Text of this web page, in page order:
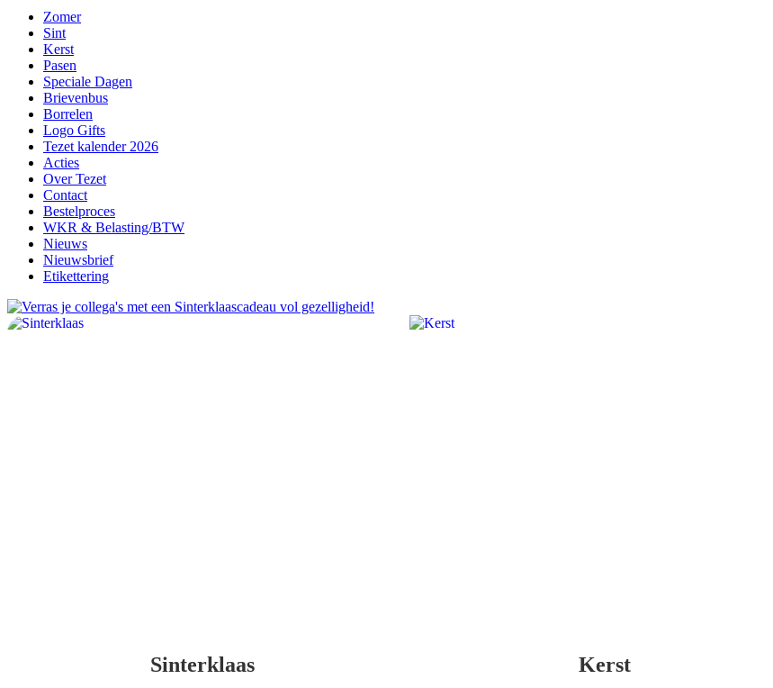
Zomer
Sint
Kerst
Pasen
Speciale Dagen
Brievenbus
Borrelen
Logo Gifts
Tezet kalender 2026
Acties
Over Tezet
Contact
Bestelproces
WKR & Belasting/BTW
Nieuws
Nieuwsbrief
Etikettering
Sinterklaas Kerst